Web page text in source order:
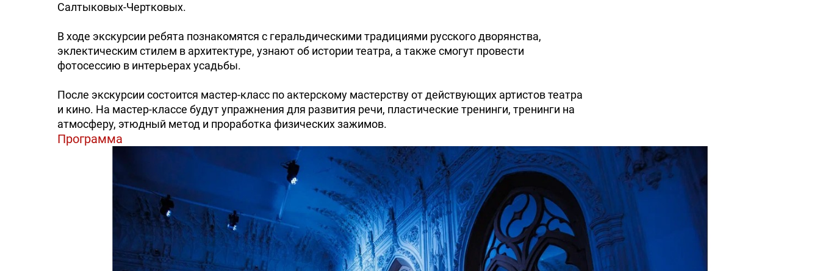
Салтыковых-Чертковых.
В ходе экскурсии ребята познакомятся с геральдическими традициями русского дворянства,
эклектическим стилем в архитектуре, узнают об истории театра, а также смогут провести
фотосессию в интерьерах усадьбы.
После экскурсии состоится мастер-класс по актерскому мастерству от действующих артистов театра
и кино. На мастер-классе будут упражнения для развития речи, пластические тренинги, тренинги на
атмосферу, этюдный метод и проработка физических зажимов.
Программа